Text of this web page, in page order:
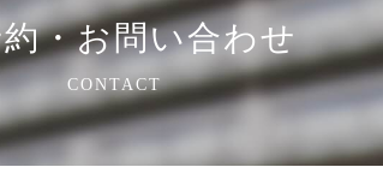
・お問い合わせ
CONTACT